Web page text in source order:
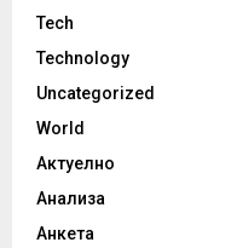
Tech
Technology
Uncategorized
World
Актуелно
Анализа
Анкета